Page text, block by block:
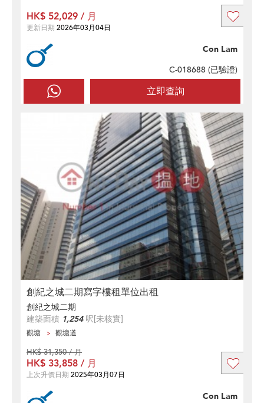
立即查詢
Con Lam
C-018688 (已驗證)
HK$ 52,029 / 月
更新日期 2026年03月04日
創紀之城二期寫字樓租單位出租
創紀之城二期
建築面積 1,254呎[未核實]
觀塘 觀塘道
Con Lam
HK$ 31,350 / 月
HK$ 33,858 / 月
上次升價日期 2025年03月07日